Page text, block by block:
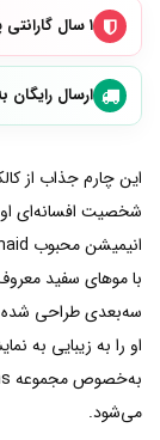
۱ سال گارانتی پاندورا ایران
ارسال رایگان
با موهای سفید
سه‌بعدی طراحی شده
او را به زیبایی به
می‌شود.